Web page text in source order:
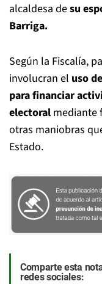
alcaldesa desu
Barriga.
Según la Fiscalía,
involucran el uso
para financiar
electoral mediante
otras maniobras
Estado.
Comparte esta
redes sociales: